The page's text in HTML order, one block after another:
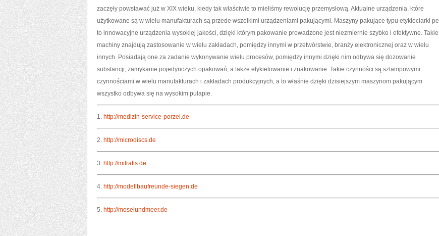
zaczęły powstawać już w XIX wieku, kiedy tak właściwie to mieliśmy rewolucję przemysłową. Aktualne urządzenia, które
użytkowane są w wielu manufakturach są przede wszelkimi urządzeniami pakującymi. Maszyny pakujące typu etykieciarki pe
to innowacyjne urządzenia wysokiej jakości, dzięki którym pakowanie prowadzone jest niezmiernie szybko i efektywne. Takie
machiny znajdują zastosowanie w wielu zakładach, pomiędzy innymi w przetwórstwie, branży elektronicznej oraz w wielu
innych. Posiadają one za zadanie wykonywanie wielu procesów, pomiędzy innymi dzięki nim odbywa się dozowanie
substancji, zamykanie pojedynczych opakowań, a także etykietowanie i znakowanie. Takie czynności są sztampowymi
czynnościami w wielu manufakturach i zakładach produkcyjnych, a to właśnie dzięki dzisiejszym maszynom pakującym
wszystko odbywa się na wysokim pułapie.
1. http://medizin-service-porzel.de
2. http://microdiscs.de
3. http://mifratis.de
4. http://modellbaufreunde-siegen.de
5. http://moselundmeer.de